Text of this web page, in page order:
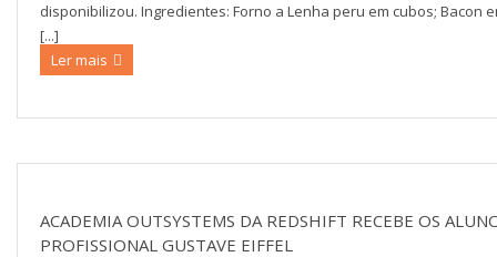
disponibilizou. Ingredientes: Forno a Lenha peru em cubos; Bacon
[...]
Ler mais
ACADEMIA OUTSYSTEMS DA REDSHIFT RECEBE OS
PROFISSIONAL GUSTAVE EIFFEL